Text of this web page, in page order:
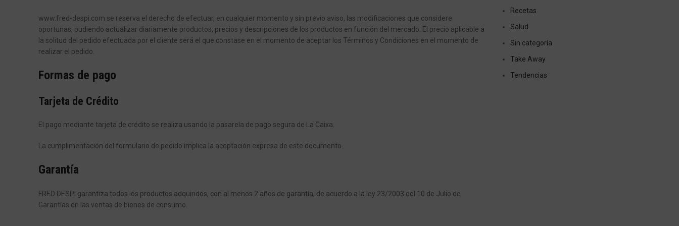
www.fred-despi.com se reserva el derecho de efectuar, en cualquier momento y sin previo aviso, las modificaciones que considere
oportunas, pudiendo actualizar diariamente productos, precios y descripciones de los productos en función del mercado. El precio aplicable a
la solitud del pedido efectuada por el cliente será el que constase en el momento de aceptar los Términos y Condiciones en el momento de
realizar el pedido.
Formas de pago
Tarjeta de Crédito
El pago mediante tarjeta de crédito se realiza usando la pasarela de pago segura de La Caixa.
La cumplimentación del formulario de pedido implica la aceptación expresa de este documento.
Garantía
FRED DESPI garantiza todos los productos adquiridos, con al menos 2 años de garantía, de acuerdo a la ley 23/2003 del 10 de Julio de
Garantías en las ventas de bienes de consumo.
Recetas
Salud
Sin categoría
Take Away
Tendencias